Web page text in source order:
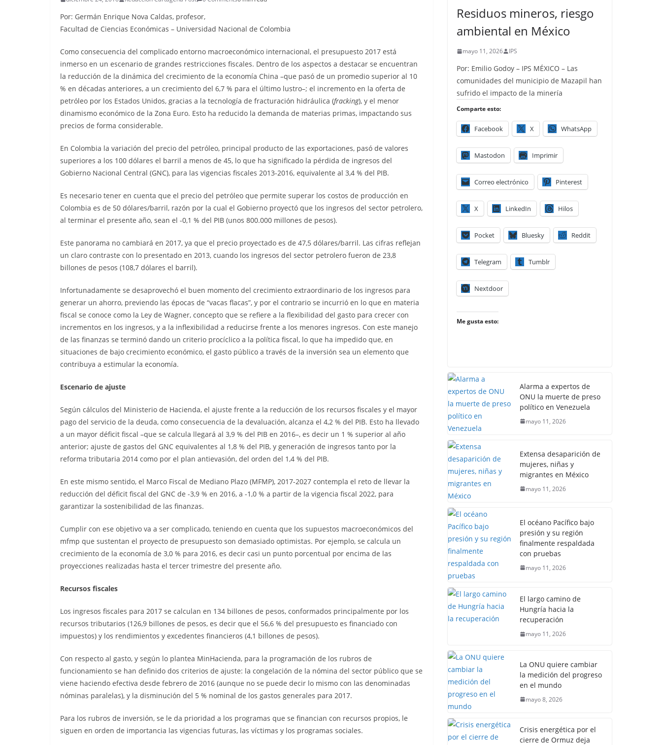
Por: Germán Enrique Nova Caldas, profesor,
Facultad de Ciencias Económicas – Universidad Nacional de Colombia
Como consecuencia del complicado entorno macroeconómico internacional, el presupuesto 2017 está
inmerso en un escenario de grandes restricciones fiscales. Dentro de los aspectos a destacar se encuentran
la reducción de la dinámica del crecimiento de la economía China –que pasó de un promedio superior al 10
% en décadas anteriores, a un crecimiento del 6,7 % para el último lustro–; el incremento en la oferta de
petróleo por los Estados Unidos, gracias a la tecnología de fracturación hidráulica (fracking), y el menor
dinamismo económico de la Zona Euro. Esto ha reducido la demanda de materias primas, impactando sus
precios de forma considerable.
En Colombia la variación del precio del petróleo, principal producto de las exportaciones, pasó de valores
superiores a los 100 dólares el barril a menos de 45, lo que ha significado la pérdida de ingresos del
Gobierno Nacional Central (GNC), para las vigencias fiscales 2013-2016, equivalente al 3,4 % del PIB.
Es necesario tener en cuenta que el precio del petróleo que permite superar los costos de producción en
Colombia es de 50 dólares/barril, razón por la cual el Gobierno proyectó que los ingresos del sector petrolero,
al terminar el presente año, sean el -0,1 % del PIB (unos 800.000 millones de pesos).
Este panorama no cambiará en 2017, ya que el precio proyectado es de 47,5 dólares/barril. Las cifras reflejan
un claro contraste con lo presentado en 2013, cuando los ingresos del sector petrolero fueron de 23,8
billones de pesos (108,7 dólares el barril).
Infortunadamente se desaprovechó el buen momento del crecimiento extraordinario de los ingresos para
generar un ahorro, previendo las épocas de “vacas flacas”, y por el contrario se incurrió en lo que en materia
fiscal se conoce como la Ley de Wagner, concepto que se refiere a la flexibilidad del gasto para crecer con
incrementos en los ingresos, y a la inflexibilidad a reducirse frente a los menores ingresos. Con este manejo
de las finanzas se terminó dando un criterio procíclico a la política fiscal, lo que ha impedido que, en
situaciones de bajo crecimiento económico, el gasto público a través de la inversión sea un elemento que
contribuya a estimular la economía.
Escenario de ajuste
Según cálculos del Ministerio de Hacienda, el ajuste frente a la reducción de los recursos fiscales y el mayor
pago del servicio de la deuda, como consecuencia de la devaluación, alcanza el 4,2 % del PIB. Esto ha llevado
a un mayor déficit fiscal –que se calcula llegará al 3,9 % del PIB en 2016–, es decir un 1 % superior al año
anterior; ajuste de gastos del GNC equivalentes al 1,8 % del PIB, y generación de ingresos tanto por la
reforma tributaria 2014 como por el plan antievasión, del orden del 1,4 % del PIB.
En este mismo sentido, el Marco Fiscal de Mediano Plazo (MFMP), 2017-2027 contempla el reto de llevar la
reducción del déficit fiscal del GNC de -3,9 % en 2016, a -1,0 % a partir de la vigencia fiscal 2022, para
garantizar la sostenibilidad de las finanzas.
Cumplir con ese objetivo va a ser complicado, teniendo en cuenta que los supuestos macroeconómicos del
mfmp que sustentan el proyecto de presupuesto son demasiado optimistas. Por ejemplo, se calcula un
crecimiento de la economía de 3,0 % para 2016, es decir casi un punto porcentual por encima de las
proyecciones realizadas hasta el tercer trimestre del presente año.
Recursos fiscales
Los ingresos fiscales para 2017 se calculan en 134 billones de pesos, conformados principalmente por los
recursos tributarios (126,9 billones de pesos, es decir que el 56,6 % del presupuesto es financiado con
impuestos) y los rendimientos y excedentes financieros (4,1 billones de pesos).
Con respecto al gasto, y según lo plantea MinHacienda, para la programación de los rubros de
funcionamiento se han definido dos criterios de ajuste: la congelación de la nómina del sector público que se
viene haciendo efectiva desde febrero de 2016 (aunque no se puede decir lo mismo con las denominadas
nóminas paralelas), y la disminución del 5 % nominal de los gastos generales para 2017.
Para los rubros de inversión, se le da prioridad a los programas que se financian con recursos propios, le
siguen en orden de importancia las vigencias futuras, las víctimas y los programas sociales.
Residuos mineros, riesgo
ambiental en México
mayo 11, 2026 IPS
Por: Emilio Godoy – IPS MÉXICO – Las
comunidades del municipio de Mazapil han
sufrido el impacto de la minería
Comparte esto:
Facebook X WhatsApp
Mastodon Imprimir
Correo electrónico Pinterest
X LinkedIn Hilos
Pocket Bluesky Reddit
Telegram Tumblr
Nextdoor
Me gusta esto:
Alarma a expertos de
ONU la muerte de preso
político en Venezuela
mayo 11, 2026
Extensa desaparición de
mujeres, niñas y
migrantes en México
mayo 11, 2026
El océano Pacífico bajo
presión y su región
finalmente respaldada
con pruebas
mayo 11, 2026
El largo camino de
Hungría hacia la
recuperación
mayo 11, 2026
La ONU quiere cambiar
la medición del progreso
en el mundo
mayo 8, 2026
Crisis energética por el
cierre de Ormuz deja